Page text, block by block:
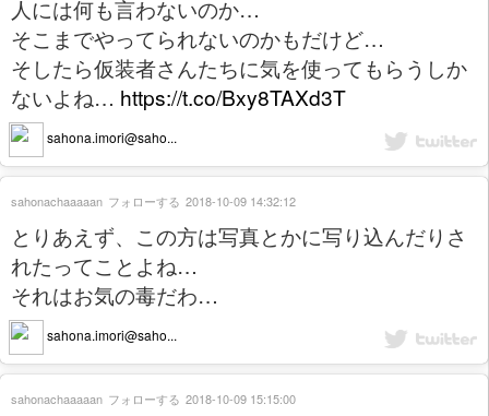
人には何も言わないのか…
そこまでやってられないのかもだけど…
そしたら仮装者さんたちに気を使ってもらうしか
ないよね… https://t.co/Bxy8TAXd3T
sahona.imori@saho...
とりあえず、この方は写真とかに写り込んだりさ
れたってことよね…
それはお気の毒だわ…
sahona.imori@saho...
sahonachaaaaan フォローする 2018-10-09 14:32:12
sahonachaaaaan フォローする 2018-10-09 15:15:00